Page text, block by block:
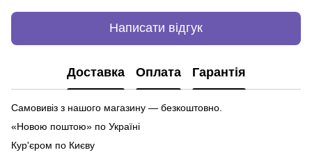
Написати відгук
Доставка Оплата Гарантія
Самовивіз з нашого магазину — безкоштовно.
«Новою поштою» по Україні
Кур'єром по Києву